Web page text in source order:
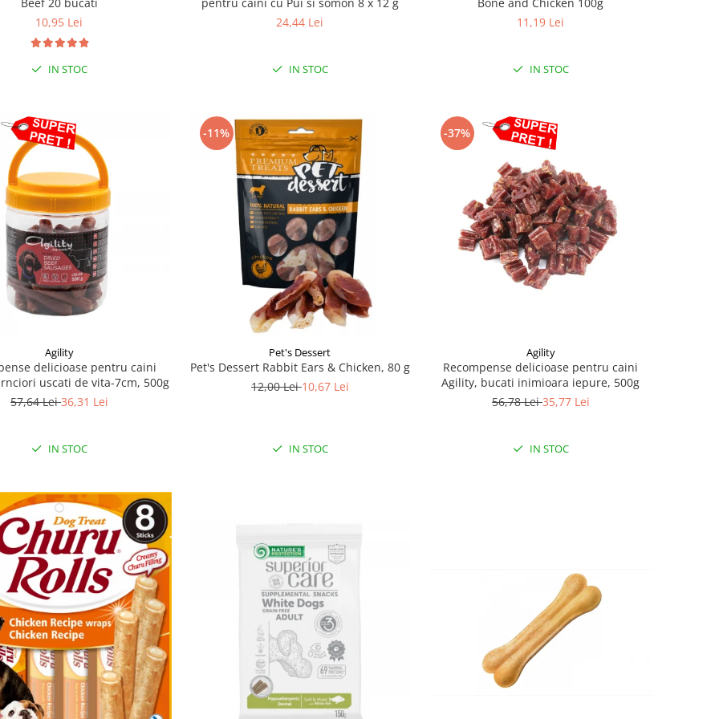
10,95 Lei
IN STOC
24,44 Lei
IN STOC
11,19 Lei
IN STOC
Agility
delicioase pentru caini
uscati de vita-7cm, 500g
57,64 Lei36,31 Lei
IN STOC
-11%
Pet's Dessert
Pet's Dessert Rabbit Ears & Chicken, 80 g
12,00 Lei10,67 Lei
IN STOC
-37%
Agility
Recompense delicioase pentru caini
Agility, bucati inimioara iepure, 500g
56,78 Lei35,77 Lei
IN STOC